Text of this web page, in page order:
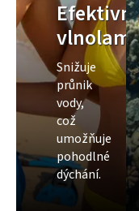
Efektivní
vlnolam
Snižuje
průnik
vody,
což
umožňuje
pohodlné
dýchání.